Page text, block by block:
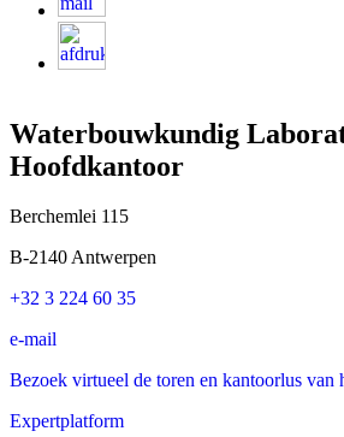
Waterbouwkundig
Hoofdkantoor
Berchemlei 115
B-2140 Antwerpen
+32 3 224 60 35
e-mail
Bezoek virtueel de toren en kantoorlus van
Expertplatform